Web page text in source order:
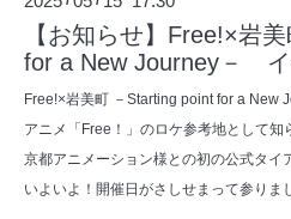
【お知らせ】Free!×岩
for a New Journey－ イ
Free!×岩美町 －Starting point for a New
アニメ「Free！」のロケ参考地として知
京都アニメーション様との初の公式タイ
いよいよ！開催日がさしせまって参りま